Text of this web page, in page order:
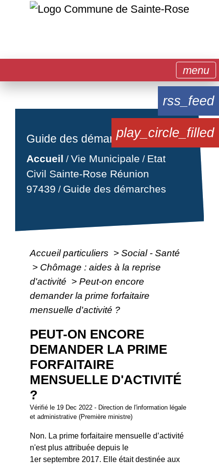
menu
Guide des démarches
Accueil /Vie Municipale / Etat
Civil Sainte-Rose Réunion
97439 / Guide des démarches
Accueil particuliers > Social - Santé
> Chômage : aides à la reprise
d'activité > Peut-on encore
demander la prime forfaitaire
mensuelle d'activité ?
PEUT-ON ENCORE
DEMANDER LA PRIME
FORFAITAIRE
MENSUELLE D'ACTIVITÉ
?
Vérifié le 19 Dec 2022 - Direction de l'information légale
et administrative (Première ministre)
Non. La prime forfaitaire mensuelle d’activité
n'est plus attribuée depuis le
1er septembre 2017. Elle était destinée aux
rss_feed
play_circle_filled